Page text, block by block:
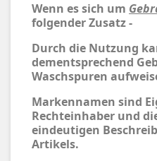
Wenn es sich um
folgender Zusatz -
Durch die Nutzung
dementsprechend
Waschspuren
Markennamen sind
Rechteinhaber und
eindeutigen
Artikels.